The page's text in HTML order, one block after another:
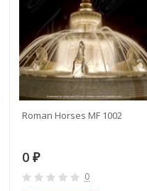
Roman Horses MF 1002
0 ₽
0